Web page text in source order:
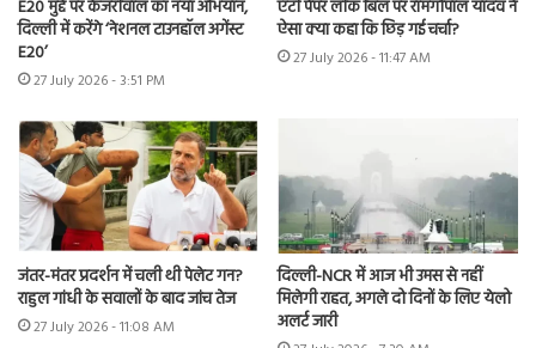
E20 मुद्दे पर केजरीवाल का नया अभियान,
दिल्ली में करेंगे ‘नेशनल टाउनहॉल अगेंस्ट
E20’
27 July 2026 - 3:51 PM
एंटी पेपर लीक बिल पर रामगोपाल यादव ने
ऐसा क्या कहा कि छिड़ गई चर्चा?
27 July 2026 - 11:47 AM
जंतर-मंतर प्रदर्शन में चली थी पेलेट गन?
राहुल गांधी के सवालों के बाद जांच तेज
27 July 2026 - 11:08 AM
दिल्ली-NCR में आज भी उमस से नहीं
मिलेगी राहत, अगले दो दिनों के लिए येलो
अलर्ट जारी